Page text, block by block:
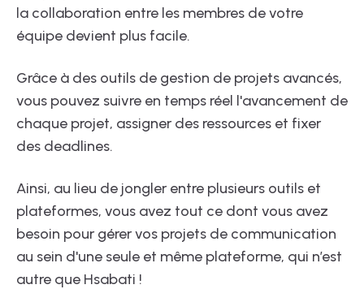
la collaboration entre les membres de votre
équipe devient plus facile.
Grâce à des outils de gestion de projets avancés,
vous pouvez suivre en temps réel l'avancement de
chaque projet, assigner des ressources et fixer
des deadlines.
Ainsi, au lieu de jongler entre plusieurs outils et
plateformes, vous avez tout ce dont vous avez
besoin pour gérer vos projets de communication
au sein d'une seule et même plateforme, qui n’est
autre que Hsabati !